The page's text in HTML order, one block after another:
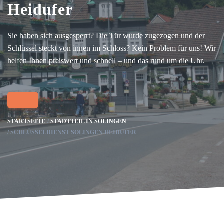
Heidufer
Sie haben sich ausgesperrt? Die Tür wurde zugezogen und der
Schlüssel steckt von innen im Schloss? Kein Problem für uns! Wir
helfen Ihnen preiswert und schnell – und das rund um die Uhr.
STARTSEITE
STADTTEIL IN SOLINGEN
SCHLÜSSELDIENST SOLINGEN HEIDUFER